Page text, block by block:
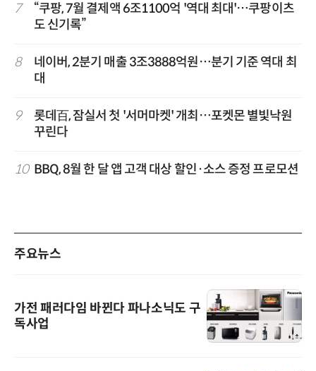
7
“쿠팡, 7월 결제액 6조1100억 '역대 최대'…쿠팡이츠
도 신기록”
8
네이버, 2분기 매출 3조3888억원…분기 기준 역대 최
대
9
롯데百, 잠실서 첫 '서머마켓' 개최…포켓몬 별빛낙원
꾸린다
10 BBQ, 8월 한 달 앱 고객 대상 할인·소스 증정 프로모션
주요뉴스
가전 패러다임 바뀐다 파나소닉도 구
독사업